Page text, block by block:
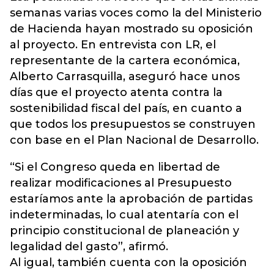
semanas varias voces como la del Ministerio
de Hacienda hayan mostrado su oposición
al proyecto. En entrevista con LR, el
representante de la cartera económica,
Alberto Carrasquilla, aseguró hace unos
días que el proyecto atenta contra la
sostenibilidad fiscal del país, en cuanto a
que todos los presupuestos se construyen
con base en el Plan Nacional de Desarrollo.
“Si el Congreso queda en libertad de
realizar modificaciones al Presupuesto
estaríamos ante la aprobación de partidas
indeterminadas, lo cual atentaría con el
principio constitucional de planeación y
legalidad del gasto”, afirmó.
Al igual, también cuenta con la oposición